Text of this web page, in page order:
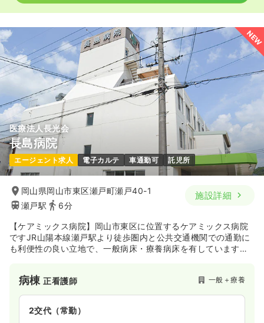
8:30～17:30
オンコールあり
第二新卒可 時給1,500円以上可
気になる 詳細を見る
日勤のみ（パート） 一時募集休止
給与 時給1,800円〜
時間
8:30～17:00
日祝休み
時給1,800円以上可
気になる 詳細を見る
NEW
医療法人長光会
長島病院
エージェント求人 電子カルテ 車通勤可 託児所
岡山県岡山市東区瀬戸町瀬戸40-1
瀬戸駅
6分
施設詳細
【ケアミックス病院】岡山市東区に位置するケアミックス病院
ですJR山陽本線瀬戸駅より徒歩圏内と公共交通機関での通勤に
も利便性の良い立地で、一般病床・療養病床を有しています。
病棟正看護師 一般＋療養
2交代（常勤）